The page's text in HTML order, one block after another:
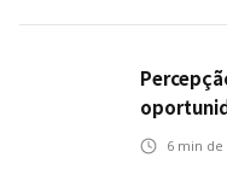
ampliar
6 min de